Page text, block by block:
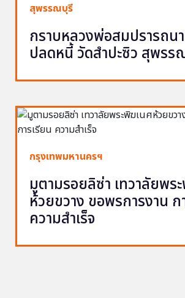
สุพรรณบุรี
กราบหลวงพ่อสมปรารถน
ปลดหนี้ วัดสำปะซิว สุพร
กรุงเทพมหานครฯ
มูตามรอยลิซ่า เทวาลัยพร
ห้วยขวาง ขอพรการงาน ก
ความสำเร็จ